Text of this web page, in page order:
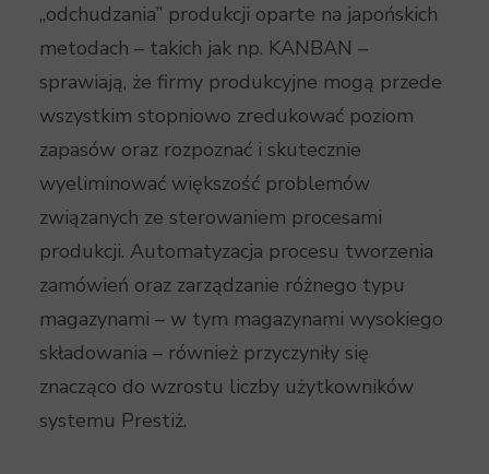
„odchudzania” produkcji oparte na japońskich
metodach – takich jak np. KANBAN –
sprawiają, że firmy produkcyjne mogą przede
wszystkim stopniowo zredukować poziom
zapasów oraz rozpoznać i skutecznie
wyeliminować większość problemów
związanych ze sterowaniem procesami
produkcji. Automatyzacja procesu tworzenia
zamówień oraz zarządzanie różnego typu
magazynami – w tym magazynami wysokiego
składowania – również przyczyniły się
znacząco do wzrostu liczby użytkowników
systemu Prestiż.